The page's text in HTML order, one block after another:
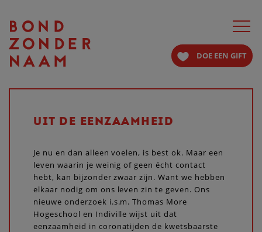
Toggle
DOE EEN GIFT
UIT DE EENZAAMHEID
Je nu en dan alleen voelen, is best ok. Maar een
leven waarin je weinig of geen écht contact
hebt, kan bijzonder zwaar zijn. Want we hebben
elkaar nodig om ons leven zin te geven. Ons
nieuwe onderzoek i.s.m. Thomas More
Hogeschool en Indiville wijst uit dat
eenzaamheid in coronatijden de kwetsbaarste